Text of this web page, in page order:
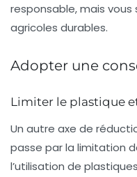
responsable, mais
agricoles durables.
Adopter une
Limiter le plastique
Un autre axe de
passe par la limitation
l’utilisation de